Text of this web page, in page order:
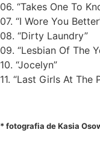
06. “Takes One To
07. “I Wore You
08. “Dirty Laundry”
09. “Lesbian Of The
10. “Jocelyn”
11. “Last Girls At The
* fotografia de Kasia